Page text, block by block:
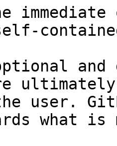
and
user.
what